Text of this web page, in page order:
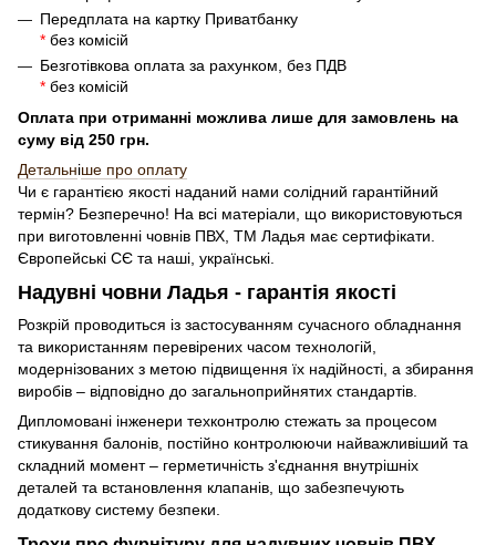
Передплата на картку Приватбанку
* без комісій
Безготівкова оплата за рахунком, без ПДВ
* без комісій
Оплата при отриманні можлива лише для замовлень на
суму від 250 грн.
Детальніше про оплату
Чи є гарантією якості наданий нами солідний гарантійний
термін? Безперечно! На всі матеріали, що використовуються
при виготовленні човнів ПВХ, ТМ Ладья має сертифікати.
Європейські СЄ та наші, українські.
Надувні човни Ладья - гарантія якості
Розкрій проводиться із застосуванням сучасного обладнання
та використанням перевірених часом технологій,
модернізованих з метою підвищення їх надійності, а збирання
виробів – відповідно до загальноприйнятих стандартів.
Дипломовані інженери техконтролю стежать за процесом
стикування балонів, постійно контролюючи найважливіший та
складний момент – герметичність з'єднання внутрішніх
деталей та встановлення клапанів, що забезпечують
додаткову систему безпеки.